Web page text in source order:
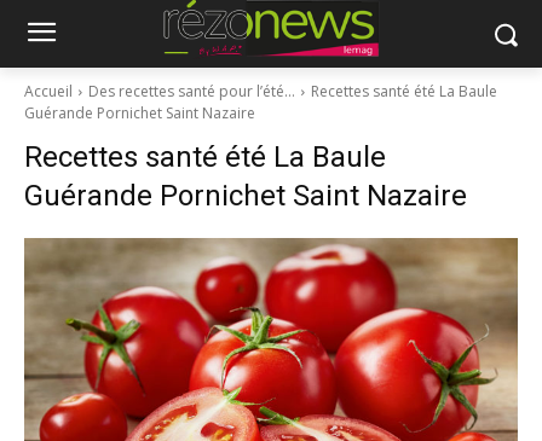
Accueil Des recettes santé pour l’été…
Recettes santé été La Baule
Guérande Pornichet Saint Nazaire
Recettes santé été La Baule
Guérande Pornichet Saint Nazaire